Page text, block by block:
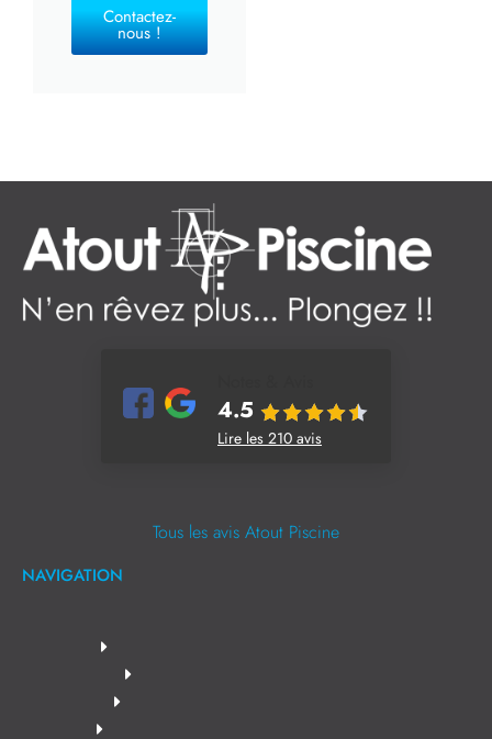
Contactez-
nous !
4.5
Lire les 210 avis
Tous les avis Atout Piscine
NAVIGATION